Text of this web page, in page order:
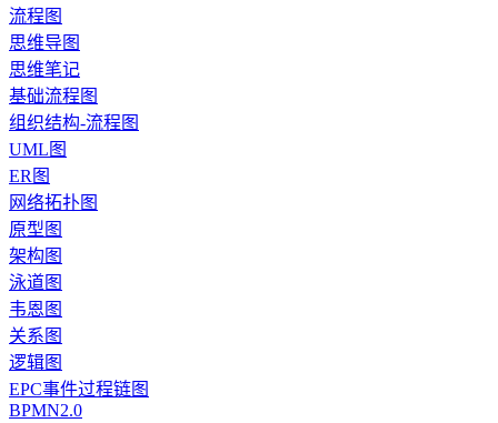
流程图
思维导图
思维笔记
基础流程图
组织结构-流程图
UML图
ER图
网络拓扑图
原型图
架构图
泳道图
韦恩图
关系图
逻辑图
EPC事件过程链图
BPMN2.0